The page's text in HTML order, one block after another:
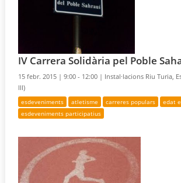
IV Carrera Solidària pel Poble
15 febr. 2015 |9:00 - 12:00 | Instal·lacions Riu Turia,
III)
esdeveniments atletisme carreres populars
edat
esdeveniments participatius